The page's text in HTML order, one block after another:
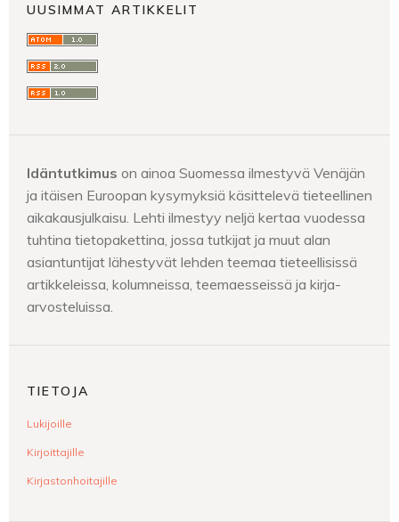
UUSIMMAT ARTIKKELIT
Idäntutkimus on ainoa Suomessa ilmestyvä Venäjän
ja itäisen Euroopan kysymyksiä käsittelevä tieteellinen
aikakausjulkaisu. Lehti ilmestyy neljä kertaa vuodessa
tuhtina tietopakettina, jossa tutkijat ja muut alan
asiantuntijat lähestyvät lehden teemaa tieteellisissä
artikkeleissa, kolumneissa, teemaesseissä ja kirja-
arvosteluissa.
TIETOJA
Lukijoille
Kirjoittajille
Kirjastonhoitajille